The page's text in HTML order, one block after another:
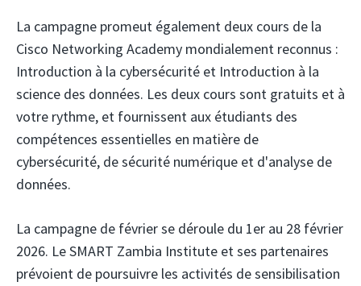
La campagne promeut également deux cours de la
Cisco Networking Academy mondialement reconnus :
Introduction à la cybersécurité et Introduction à la
science des données. Les deux cours sont gratuits et à
votre rythme, et fournissent aux étudiants des
compétences essentielles en matière de
cybersécurité, de sécurité numérique et d'analyse de
données.
La campagne de février se déroule du 1er au 28 février
2026. Le SMART Zambia Institute et ses partenaires
prévoient de poursuivre les activités de sensibilisation